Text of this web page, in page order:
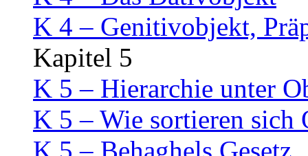
K 4 – Genitivobjekt,
Kapitel 5
K 5 – Hierarchie unter
K 5 – Wie sortieren sich